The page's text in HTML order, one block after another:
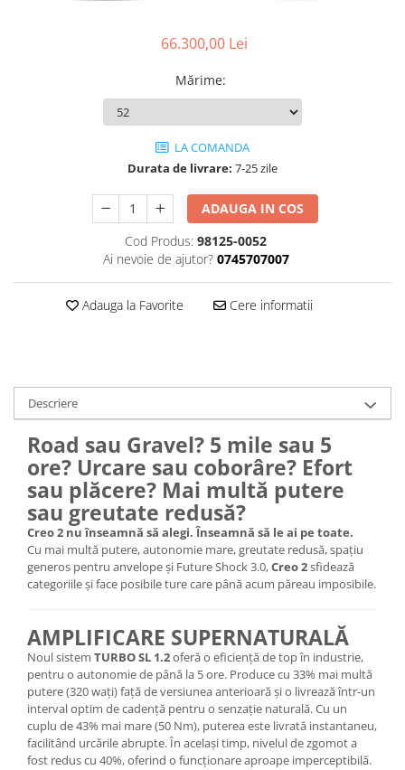
Discuri (rotoare)
Frâne pe disc
Piese furci
Jante
Za conectare rapidă
Manete Schimbător, Frâna, Combo
Manete frână
Manete combo
Piese manete
Manete schimbător
Ghidolină
Accesorii
Manșoane
Pedale
Pinioane
Pipe
Scule și dispozitive
Suporți și portbagaje auto
66.300,00 Lei
Mărime:
LA COMANDA
Durata de livrare: 7-25 zile
ADAUGA IN COS
Cod Produs: 98125-0052
Ai nevoie de ajutor? 0745707007
Adauga la Favorite Cere informatii
Descriere
Road sau Gravel? 5 mile sau 5
ore? Urcare sau coborâre? Efort
sau plăcere? Mai multă putere
sau greutate redusă?
Creo 2 nu înseamnă să alegi. Înseamnă să le ai pe toate.
Cu mai multă putere, autonomie mare, greutate redusă, spațiu
generos pentru anvelope și Future Shock 3.0,Creo 2sfidează
categoriile și face posibile ture care până acum păreau imposibile.
AMPLIFICARE SUPERNATURALĂ
Noul sistem TURBO SL 1.2oferă o eficiență de top în industrie,
pentru o autonomie de până la 5 ore. Produce cu 33% mai multă
putere (320 wați) față de versiunea anterioară și o livrează într-un
interval optim de cadență pentru o senzație naturală. Cu un
cuplu de 43% mai mare (50 Nm), puterea este livrată instantaneu,
facilitând urcările abrupte. În același timp, nivelul de zgomot a
fost redus cu 40%, oferind o funcționare aproape imperceptibilă.